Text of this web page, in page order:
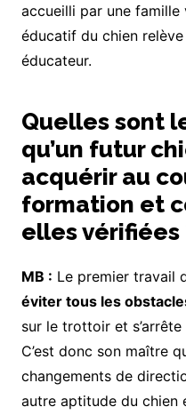
accueilli par une
éducatif du chien
éducateur.
Quelles sont
qu’un futur
acquérir au
formation et
elles vérifiées
MB : Le premier travail
éviter tous les
sur le trottoir et
C’est donc son maître
changements de
autre aptitude du chien